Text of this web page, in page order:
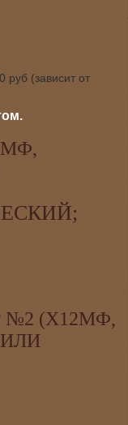
руб (зависит от
(Х12МФ,